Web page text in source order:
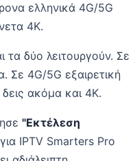
ελληνικά 4G/5G
4K.
τα δύο λειτουργούν. Σε
Σε 4G/5G εξαιρετική
ακόμα και 4K.
"Εκτέλεση
για IPTV Smarters Pro